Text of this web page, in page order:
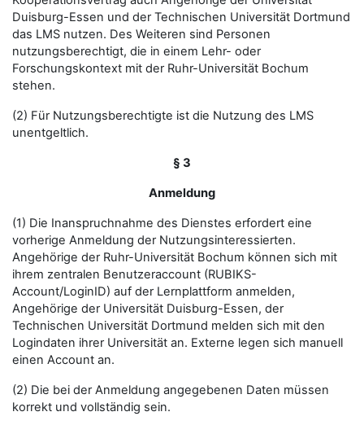
Duisburg-Essen und der Technischen Universität Dortmund
das LMS nutzen. Des Weiteren sind Personen
nutzungsberechtigt, die in einem Lehr- oder
Forschungskontext mit der Ruhr-Universität Bochum
stehen.
(2) Für Nutzungsberechtigte ist die Nutzung des LMS
unentgeltlich.
§ 3
Anmeldung
(1) Die Inanspruchnahme des Dienstes erfordert eine
vorherige Anmeldung der Nutzungsinteressierten.
Angehörige der Ruhr-Universität Bochum können sich mit
ihrem zentralen Benutzeraccount (RUBIKS-
Account/LoginID) auf der Lernplattform anmelden,
Angehörige der Universität Duisburg-Essen, der
Technischen Universität Dortmund melden sich mit den
Logindaten ihrer Universität an. Externe legen sich manuell
einen Account an.
(2) Die bei der Anmeldung angegebenen Daten müssen
korrekt und vollständig sein.